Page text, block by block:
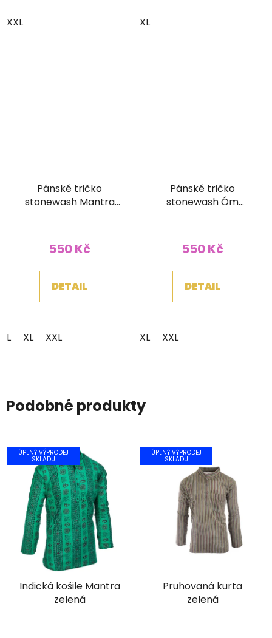
XXL XL
Pánské tričko
stonewash Mantra
550 Kč
DETAIL
L XL XXL
Pánské tričko
stonewash Óm
hodnocení
je
5,0
550 Kč
DETAIL
XL XXL
Podobné produkty
ÚPLNÝ VÝPRODEJ
SKLADU
Indická košile Mantra
zelená
ÚPLNÝ VÝPRODEJ
SKLADU
Pruhovaná kurta
zelená